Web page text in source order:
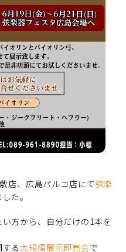
店、広島パルコ店にて弦楽
た。
方から、自分だけの1本を
る 大規模展示即売会で